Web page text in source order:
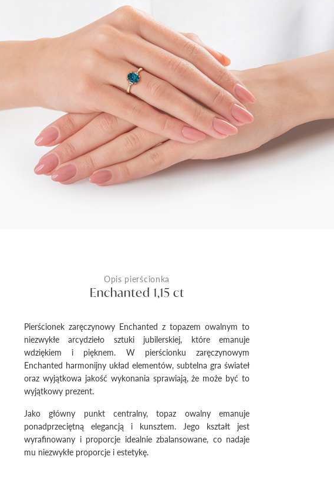
Opis pierścionka
Enchanted 1,15 ct
Pierścionek zaręczynowy Enchanted z topazem owalnym to
niezwykłe arcydzieło sztuki jubilerskiej, które emanuje
wdziękiem i pięknem. W pierścionku zaręczynowym
Enchanted harmonijny układ elementów, subtelna gra świateł
oraz wyjątkowa jakość wykonania sprawiają, że może być to
wyjątkowy prezent.
Jako główny punkt centralny, topaz owalny emanuje
ponadprzeciętną elegancją i kunsztem. Jego kształt jest
wyrafinowany i proporcje idealnie zbalansowane, co nadaje
mu niezwykłe proporcje i estetykę.